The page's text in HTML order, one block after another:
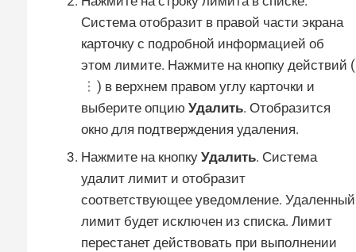
Система отобразит в правой части экрана
карточку с подробной информацией об
этом лимите. Нажмите на кнопку действий (
) в верхнем правом углу карточки и
выберите опцию Удалить. Отобразится
окно для подтверждения удаления.
Нажмите на кнопку Удалить. Система
удалит лимит и отобразит
соответствующее уведомление. Удаленный
лимит будет исключен из списка. Лимит
перестанет действовать при выполнении